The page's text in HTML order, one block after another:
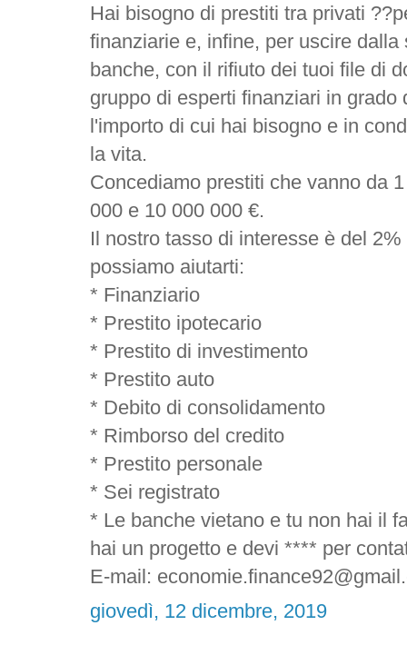
Hai bisogno di prestiti tra privati
finanziarie e, infine, per uscire
banche, con il rifiuto dei tuoi file di
gruppo di esperti finanziari in grado
l'importo di cui hai bisogno e in
la vita.
Concediamo prestiti che vanno da
000 e 10 000 000 €.
Il nostro tasso di interesse è del
possiamo aiutarti:
* Finanziario
* Prestito ipotecario
* Prestito di investimento
* Prestito auto
* Debito di consolidamento
* Rimborso del credito
* Prestito personale
* Sei registrato
* Le banche vietano e tu non hai il
hai un progetto e devi **** per
E-mail:
giovedì, 12 dicembre, 2019